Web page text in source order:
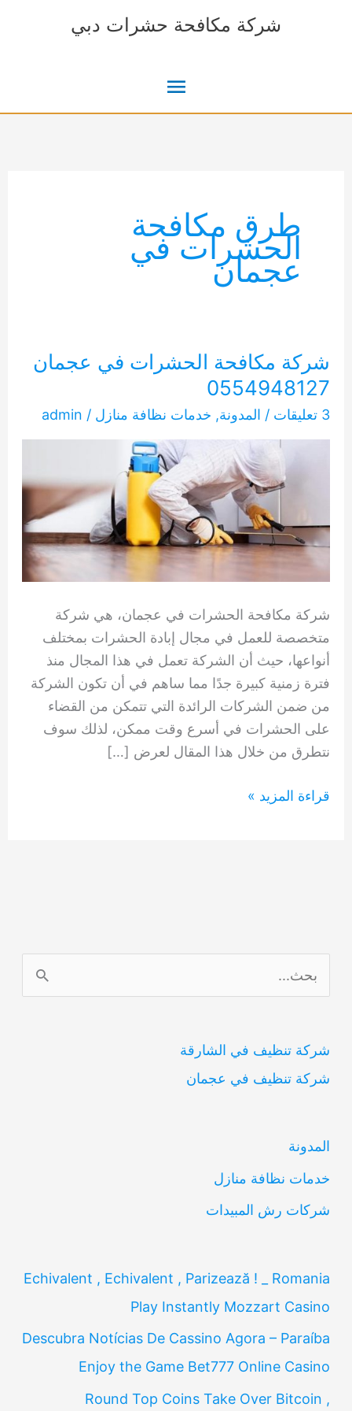
شركة مكافحة حشرات دبي
القائمة
طرق مكافحة
الحشرات في
عجمان
شركة مكافحة الحشرات في عجمان
0554948127
3 تعليقات / المدونة, خدمات نظافة منازل /
admin
شركة مكافحة الحشرات في عجمان، هي شركة
متخصصة للعمل في مجال إبادة الحشرات بمختلف
أنواعها، حيث أن الشركة تعمل في هذا المجال منذ
فترة زمنية كبيرة جدًا مما ساهم في أن تكون الشركة
من ضمن الشركات الرائدة التي تتمكن من القضاء
على الحشرات في أسرع وقت ممكن، لذلك سوف
نتطرق من خلال هذا المقال لعرض […]
شركة
قراءة المزيد »
ل
ح
ث
ن
شركة تنظيف في الشارقة
شركة تنظيف في عجمان
المدونة
خدمات نظافة منازل
شركات رش المبيدات
Echivalent , Echivalent , Parizează ! _ Romania
Play Instantly Mozzart Casino
Descubra Notícias De Cassino Agora – Paraíba
Enjoy the Game Bet777 Online Casino
Round Top Coins Take Over Bitcoin ,